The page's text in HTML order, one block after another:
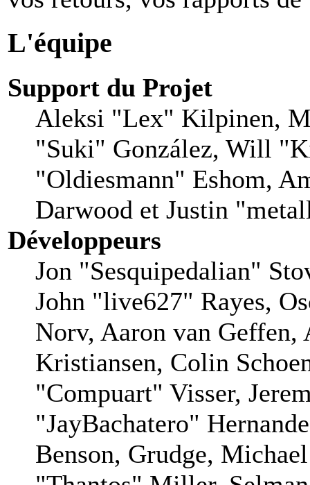
L'équipe
Support du Projet
Aleksi "Lex" Kilpinen,
"Suki" González, Will
"Oldiesmann" Eshom,
Darwood et Justin
Développeurs
Jon "Sesquipedalian"
John "live627" Rayes,
Norv, Aaron van
Kristiansen, Colin
"Compuart" Visser,
"JayBachatero"
Benson, Grudge,